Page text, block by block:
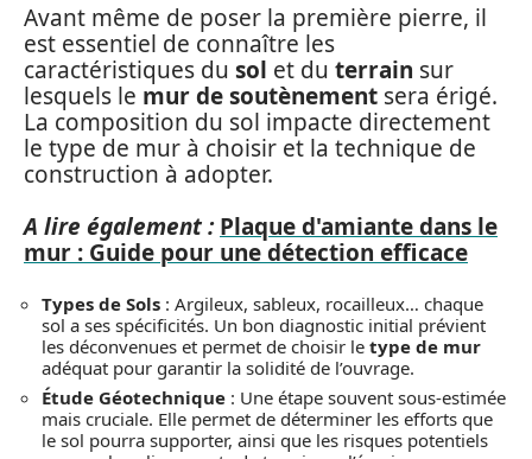
Avant même de poser la première pierre, il
est essentiel de connaître les
caractéristiques du sol et du terrain sur
lesquels le mur de soutènement sera érigé.
La composition du sol impacte directement
le type de mur à choisir et la technique de
construction à adopter.
A lire également : Plaque d'amiante dans le
mur : Guide pour une détection efficace
Types de Sols : Argileux, sableux, rocailleux… chaque
sol a ses spécificités. Un bon diagnostic initial prévient
les déconvenues et permet de choisir le type de mur
adéquat pour garantir la solidité de l’ouvrage.
Étude Géotechnique : Une étape souvent sous-estimée
mais cruciale. Elle permet de déterminer les efforts que
le sol pourra supporter, ainsi que les risques potentiels